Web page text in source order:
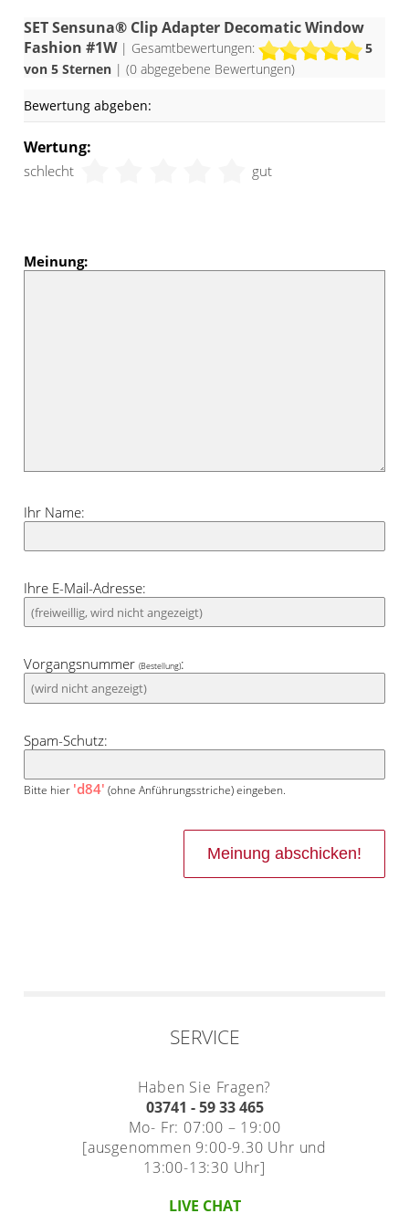
SET Sensuna® Clip Adapter Decomatic Window
Fashion #1W| Gesamtbewertungen:
5
von 5 Sternen | (0 abgegebene Bewertungen)
Bewertung abgeben:
Wertung:
schlecht gut
Meinung:
Ihr Name:
Ihre E-Mail-Adresse:
Vorgangsnummer(Bestellung):
Spam-Schutz:
Bitte hier 'd84' (ohne Anführungsstriche) eingeben.
SERVICE
Haben Sie Fragen?
03741 - 59 33 465
Mo- Fr: 07:00 – 19:00
[ausgenommen 9:00-9.30 Uhr und
13:00-13:30 Uhr]
LIVE CHAT